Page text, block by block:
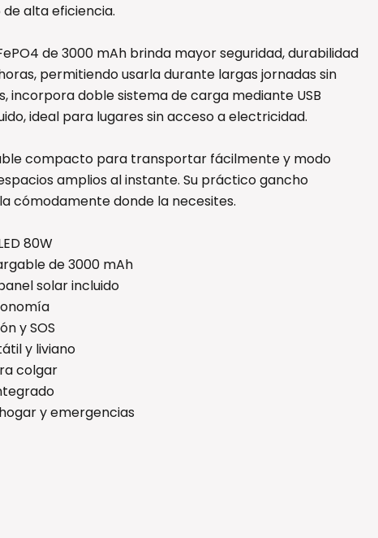
de alta eficiencia.
de 3000 mAh brinda mayor seguridad, durabilidad
permitiendo usarla durante largas jornadas sin
incorpora doble sistema de carga mediante USB
ideal para lugares sin acceso a electricidad.
compacto para transportar fácilmente y modo
amplios al instante. Su práctico gancho
cómodamente donde la necesites.
80W
de 3000 mAh
solar incluido
y SOS
y liviano
colgar
y emergencias